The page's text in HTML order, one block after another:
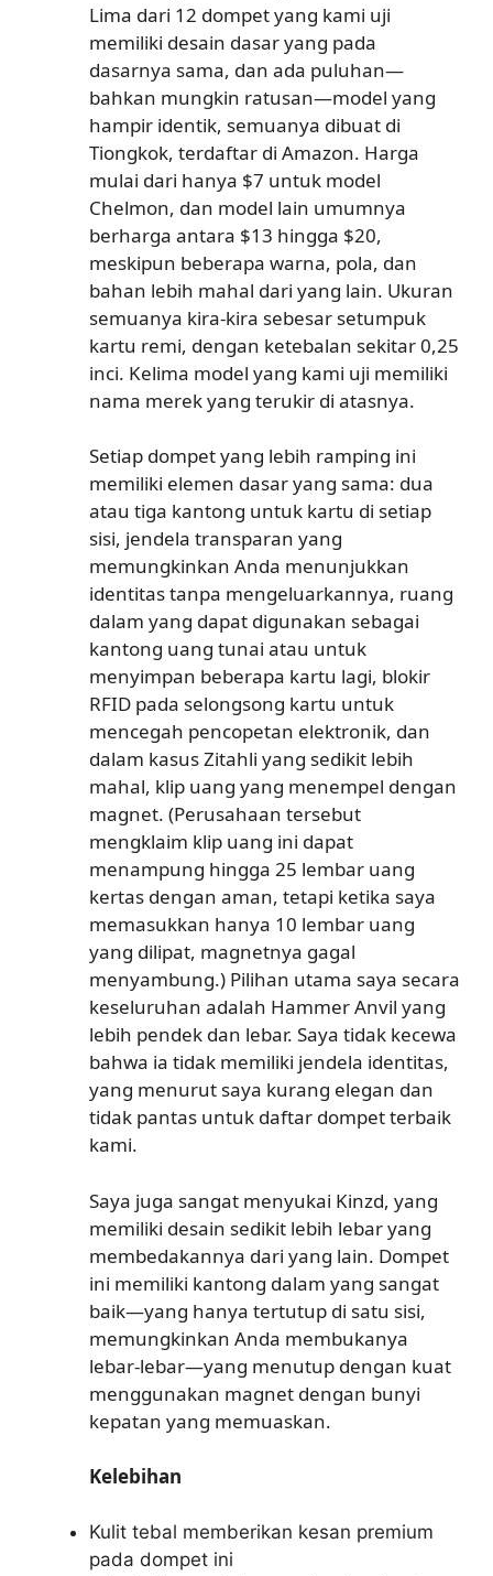
Lima dari 12 dompet yang kami uji
memiliki desain dasar yang pada
dasarnya sama, dan ada puluhan—
bahkan mungkin ratusan—model yang
hampir identik, semuanya dibuat di
Tiongkok, terdaftar di Amazon. Harga
mulai dari hanya $7 untuk model
Chelmon, dan model lain umumnya
berharga antara $13 hingga $20,
meskipun beberapa warna, pola, dan
bahan lebih mahal dari yang lain. Ukuran
semuanya kira-kira sebesar setumpuk
kartu remi, dengan ketebalan sekitar 0,25
inci. Kelima model yang kami uji memiliki
nama merek yang terukir di atasnya.
Setiap dompet yang lebih ramping ini
memiliki elemen dasar yang sama: dua
atau tiga kantong untuk kartu di setiap
sisi, jendela transparan yang
memungkinkan Anda menunjukkan
identitas tanpa mengeluarkannya, ruang
dalam yang dapat digunakan sebagai
kantong uang tunai atau untuk
menyimpan beberapa kartu lagi, blokir
RFID pada selongsong kartu untuk
mencegah pencopetan elektronik, dan
dalam kasus Zitahli yang sedikit lebih
mahal, klip uang yang menempel dengan
magnet. (Perusahaan tersebut
mengklaim klip uang ini dapat
menampung hingga 25 lembar uang
kertas dengan aman, tetapi ketika saya
memasukkan hanya 10 lembar uang
yang dilipat, magnetnya gagal
menyambung.) Pilihan utama saya secara
keseluruhan adalah Hammer Anvil yang
lebih pendek dan lebar. Saya tidak kecewa
bahwa ia tidak memiliki jendela identitas,
yang menurut saya kurang elegan dan
tidak pantas untuk daftar dompet terbaik
kami.
Saya juga sangat menyukai Kinzd, yang
memiliki desain sedikit lebih lebar yang
membedakannya dari yang lain. Dompet
ini memiliki kantong dalam yang sangat
baik—yang hanya tertutup di satu sisi,
memungkinkan Anda membukanya
lebar-lebar—yang menutup dengan kuat
menggunakan magnet dengan bunyi
kepatan yang memuaskan.
Kelebihan
Kulit tebal memberikan kesan premium
pada dompet ini